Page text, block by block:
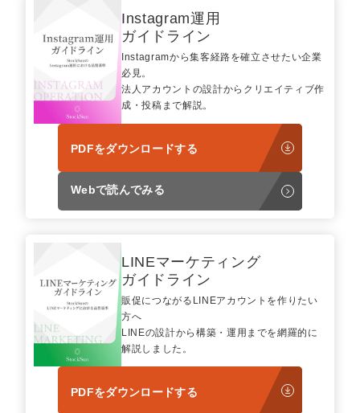
Instagram運用
ガイドライン
Instagramから集客経路を確立させたい企業
必見。
法人アカウントの設計からクリエイティブ作
成・投稿まで解説。
PDFをダウンロードする
Webで読んでみる
LINEマーケティング
ガイドライン
販促につながるLINEアカウントを作りたい
方へ
LINEの設計から構築・運用までを網羅的に
解説しました。
PDFをダウンロードする